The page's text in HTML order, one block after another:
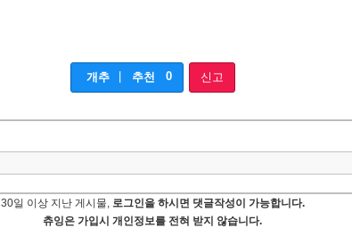
개추 추천 0 신고
30일 이상 지난 게시물, 로그인을 하시면 댓글작성이 가능합니다.
츄잉은 가입시 개인정보를 전혀 받지 않습니다.